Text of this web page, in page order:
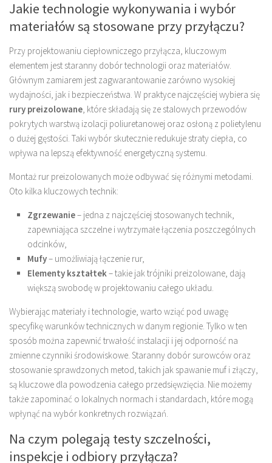
Jakie technologie wykonywania i wybór
materiałów są stosowane przy przyłączu?
Przy projektowaniu ciepłowniczego przyłącza, kluczowym
elementem jest staranny dobór technologii oraz materiałów.
Głównym zamiarem jest zagwarantowanie zarówno wysokiej
wydajności, jak i bezpieczeństwa. W praktyce najczęściej wybiera się
rury preizolowane, które składają się ze stalowych przewodów
pokrytych warstwą izolacji poliuretanowej oraz osłoną z polietylenu
o dużej gęstości. Taki wybór skutecznie redukuje straty ciepła, co
wpływa na lepszą efektywność energetyczną systemu.
Montaż rur preizolowanych może odbywać się różnymi metodami.
Oto kilka kluczowych technik:
Zgrzewanie– jedna z najczęściej stosowanych technik,
zapewniająca szczelne i wytrzymałe łączenia poszczególnych
odcinków,
Mufy– umożliwiają łączenie rur,
Elementy kształtek– takie jak trójniki preizolowane, dają
większą swobodę w projektowaniu całego układu.
Wybierając materiały i technologie, warto wziąć pod uwagę
specyfikę warunków technicznych w danym regionie. Tylko w ten
sposób można zapewnić trwałość instalacji i jej odporność na
zmienne czynniki środowiskowe. Staranny dobór surowców oraz
stosowanie sprawdzonych metod, takich jak spawanie muf i złączy,
są kluczowe dla powodzenia całego przedsięwzięcia. Nie możemy
także zapominać o lokalnych normach i standardach, które mogą
wpłynąć na wybór konkretnych rozwiązań.
Na czym polegają testy szczelności,
inspekcje i odbiory przyłącza?